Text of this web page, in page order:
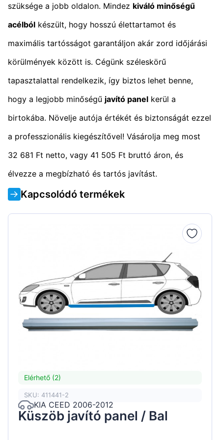
szüksége a jobb oldalon. Mindez kiváló minőségű
acélból készült, hogy hosszú élettartamot és
maximális tartósságot garantáljon akár zord időjárási
körülmények között is. Cégünk széleskörű
tapasztalattal rendelkezik, így biztos lehet benne,
hogy a legjobb minőségű javító panel kerül a
birtokába. Növelje autója értékét és biztonságát ezzel
a professzionális kiegészítővel! Vásárolja meg most
32 681 Ft netto, vagy 41 505 Ft bruttó áron, és
élvezze a megbízható és tartós javítást.
Kapcsolódó termékek
Elérhető (2)
SKU: 411441-2
KIA CEED 2006-2012
Küszöb javító panel / Bal